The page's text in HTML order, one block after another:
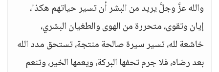
والله عزَّ وجلَّ يريد من البشر أن تسير حياتهم هكذا،
إيان وتقوى، متحررة من الهوى والطغيان البشري،
خاشعة لله، تسير سيرة صالحة منتجة، تستحق مدد الله
بعد رضاه، فلا جرم تحفها البركة، ويعمها الخير، وتنعم